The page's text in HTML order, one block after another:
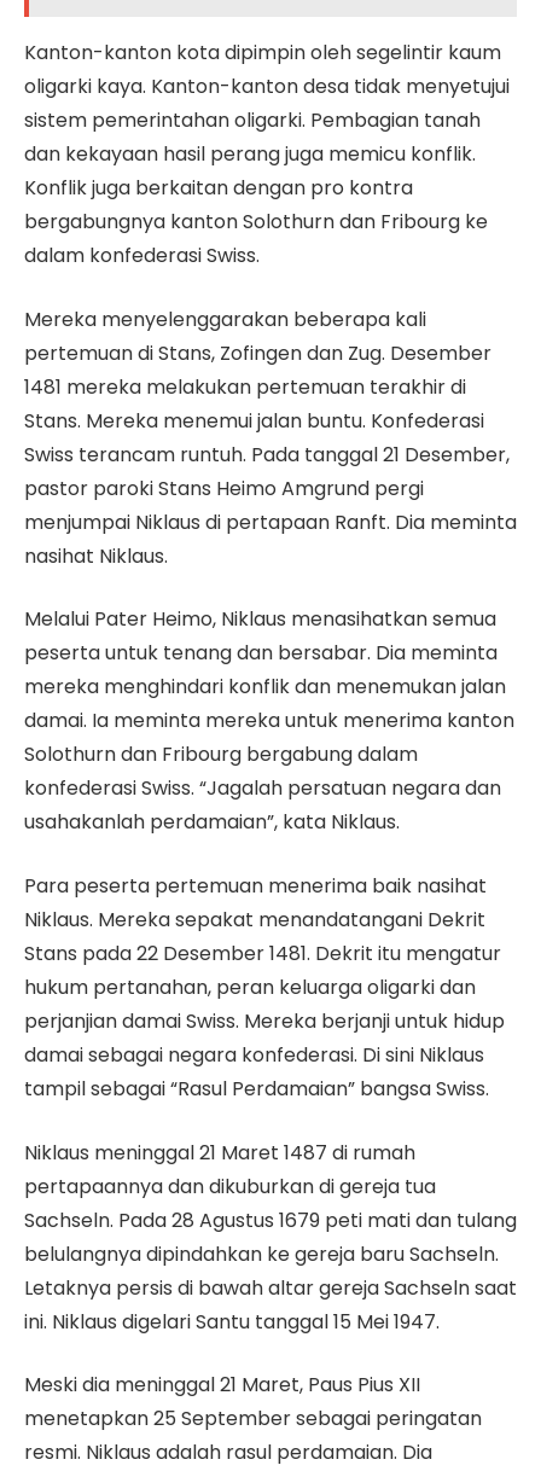
Kanton-kanton kota dipimpin oleh segelintir kaum
oligarki kaya. Kanton-kanton desa tidak menyetujui
sistem pemerintahan oligarki. Pembagian tanah
dan kekayaan hasil perang juga memicu konflik.
Konflik juga berkaitan dengan pro kontra
bergabungnya kanton Solothurn dan Fribourg ke
dalam konfederasi Swiss.
Mereka menyelenggarakan beberapa kali
pertemuan di Stans, Zofingen dan Zug. Desember
1481 mereka melakukan pertemuan terakhir di
Stans. Mereka menemui jalan buntu. Konfederasi
Swiss terancam runtuh. Pada tanggal 21 Desember,
pastor paroki Stans Heimo Amgrund pergi
menjumpai Niklaus di pertapaan Ranft. Dia meminta
nasihat Niklaus.
Melalui Pater Heimo, Niklaus menasihatkan semua
peserta untuk tenang dan bersabar. Dia meminta
mereka menghindari konflik dan menemukan jalan
damai. Ia meminta mereka untuk menerima kanton
Solothurn dan Fribourg bergabung dalam
konfederasi Swiss. “Jagalah persatuan negara dan
usahakanlah perdamaian”, kata Niklaus.
Para peserta pertemuan menerima baik nasihat
Niklaus. Mereka sepakat menandatangani Dekrit
Stans pada 22 Desember 1481. Dekrit itu mengatur
hukum pertanahan, peran keluarga oligarki dan
perjanjian damai Swiss. Mereka berjanji untuk hidup
damai sebagai negara konfederasi. Di sini Niklaus
tampil sebagai “Rasul Perdamaian” bangsa Swiss.
Niklaus meninggal 21 Maret 1487 di rumah
pertapaannya dan dikuburkan di gereja tua
Sachseln. Pada 28 Agustus 1679 peti mati dan tulang
belulangnya dipindahkan ke gereja baru Sachseln.
Letaknya persis di bawah altar gereja Sachseln saat
ini. Niklaus digelari Santu tanggal 15 Mei 1947.
Meski dia meninggal 21 Maret, Paus Pius XII
menetapkan 25 September sebagai peringatan
resmi. Niklaus adalah rasul perdamaian. Dia